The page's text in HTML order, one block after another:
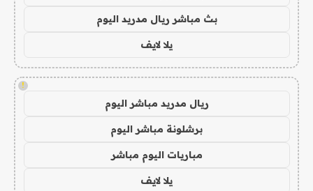
بث مباشر ريال مدريد اليوم
يلا لايف
!
ريال مدريد مباشر اليوم
برشلونة مباشر اليوم
مباريات اليوم مباشر
يلا لايف